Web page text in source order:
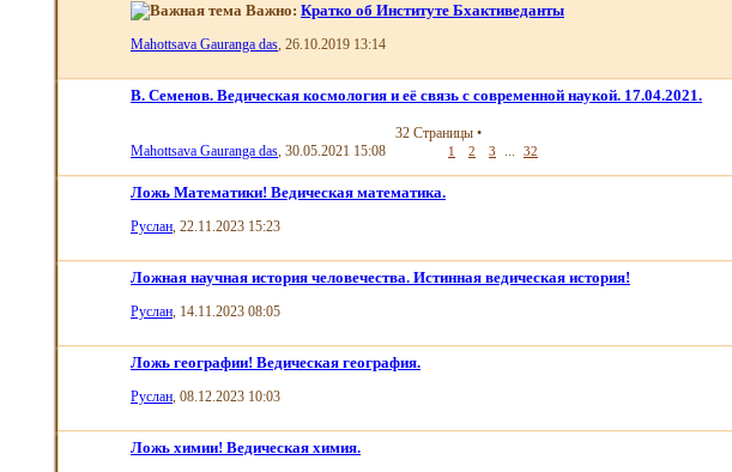
Важно: Кратко об Институте Бхактиведанты
Mahottsava Gauranga das, 26.10.2019 13:14
В. Семенов. Ведическая космология и её связь с современной наукой. 17.04.2021.
Mahottsava Gauranga das, 30.05.2021 15:08
32 Страницы •
1 2 3 ... 32
Ложь Математики! Ведическая математика.
Руслан, 22.11.2023 15:23
Ложная научная история человечества. Истинная ведическая история!
Руслан, 14.11.2023 08:05
Ложь географии! Ведическая география.
Руслан, 08.12.2023 10:03
Ложь химии! Ведическая химия.